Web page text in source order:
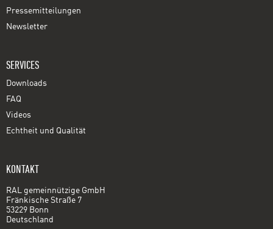
Pressemitteilungen
Newsletter
SERVICES
Downloads
FAQ
Videos
Echtheit und Qualität
KONTAKT
RAL gemeinnützige GmbH
Fränkische Straße 7
53229 Bonn
Deutschland